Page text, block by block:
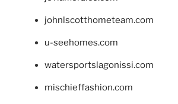
johnlscotthometeam.com
u-seehomes.com
watersportslagonissi.com
mischieffashion.com